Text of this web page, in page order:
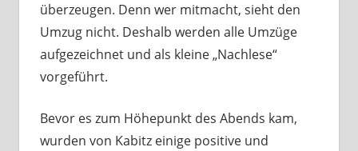
überzeugen. Denn wer mitmacht, sieht den
Umzug nicht. Deshalb werden alle Umzüge
aufgezeichnet und als kleine „Nachlese“
vorgeführt.
Bevor es zum Höhepunkt des Abends kam,
wurden von Kabitz einige positive und